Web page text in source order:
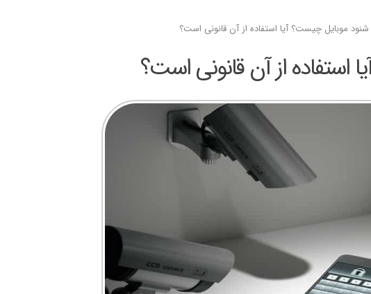
شنود موبایل چیست؟ آیا استفاده از آن قانونی است؟
استفاده از آن قانونی است؟